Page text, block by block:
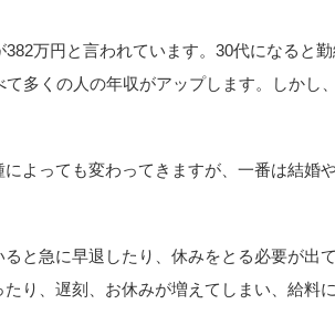
万円と言われています。30代になると
多くの人の年収がアップします。しかし
よっても変わってきますが、一番は結婚
と急に早退したり、休みをとる必要が出
り、遅刻、お休みが増えてしまい、給料